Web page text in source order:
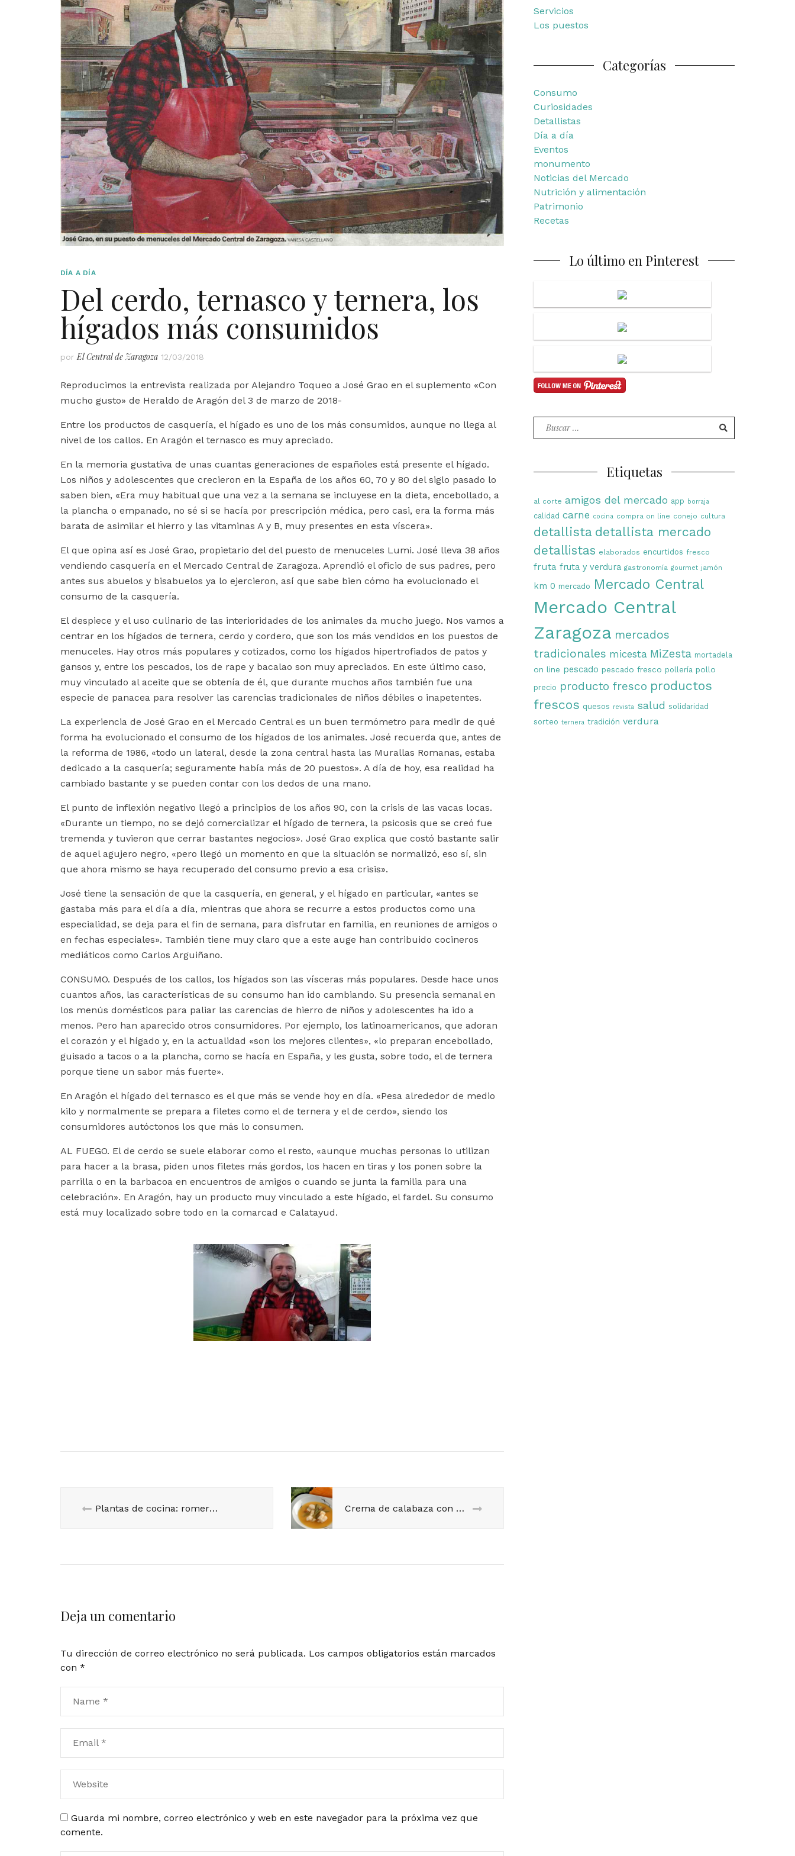
DÍA A DÍA
Del cerdo, ternasco y ternera, los
hígados más consumidos
por El Central de Zaragoza 12/03/2018
Reproducimos la entrevista realizada por Alejandro Toqueo a José Grao en el suplemento «Con
mucho gusto» de Heraldo de Aragón del 3 de marzo de 2018-
Entre los productos de casquería, el hígado es uno de los más consumidos, aunque no llega al
nivel de los callos. En Aragón el ternasco es muy apreciado.
En la memoria gustativa de unas cuantas generaciones de españoles está presente el hígado.
Los niños y adolescentes que crecieron en la España de los años 60, 70 y 80 del siglo pasado lo
saben bien, «Era muy habitual que una vez a la semana se incluyese en la dieta, encebollado, a
la plancha o empanado, no sé si se hacía por prescripción médica, pero casi, era la forma más
barata de asimilar el hierro y las vitaminas A y B, muy presentes en esta víscera».
El que opina así es José Grao, propietario del del puesto de menuceles Lumi. José lleva 38 años
vendiendo casquería en el Mercado Central de Zaragoza. Aprendió el oficio de sus padres, pero
antes sus abuelos y bisabuelos ya lo ejercieron, así que sabe bien cómo ha evolucionado el
consumo de la casquería.
El despiece y el uso culinario de las interioridades de los animales da mucho juego. Nos vamos a
centrar en los hígados de ternera, cerdo y cordero, que son los más vendidos en los puestos de
menuceles. Hay otros más populares y cotizados, como los hígados hipertrofiados de patos y
gansos y, entre los pescados, los de rape y bacalao son muy apreciados. En este último caso,
muy vinculado al aceite que se obtenía de él, que durante muchos años también fue una
especie de panacea para resolver las carencias tradicionales de niños débiles o inapetentes.
La experiencia de José Grao en el Mercado Central es un buen termómetro para medir de qué
forma ha evolucionado el consumo de los hígados de los animales. José recuerda que, antes de
la reforma de 1986, «todo un lateral, desde la zona central hasta las Murallas Romanas, estaba
dedicado a la casquería; seguramente había más de 20 puestos». A día de hoy, esa realidad ha
cambiado bastante y se pueden contar con los dedos de una mano.
El punto de inflexión negativo llegó a principios de los años 90, con la crisis de las vacas locas.
«Durante un tiempo, no se dejó comercializar el hígado de ternera, la psicosis que se creó fue
tremenda y tuvieron que cerrar bastantes negocios». José Grao explica que costó bastante salir
de aquel agujero negro, «pero llegó un momento en que la situación se normalizó, eso sí, sin
que ahora mismo se haya recuperado del consumo previo a esa crisis».
José tiene la sensación de que la casquería, en general, y el hígado en particular, «antes se
gastaba más para el día a día, mientras que ahora se recurre a estos productos como una
especialidad, se deja para el fin de semana, para disfrutar en familia, en reuniones de amigos o
en fechas especiales». También tiene muy claro que a este auge han contribuido cocineros
mediáticos como Carlos Arguiñano.
CONSUMO. Después de los callos, los hígados son las vísceras más populares. Desde hace unos
cuantos años, las características de su consumo han ido cambiando. Su presencia semanal en
los menús domésticos para paliar las carencias de hierro de niños y adolescentes ha ido a
menos. Pero han aparecido otros consumidores. Por ejemplo, los latinoamericanos, que adoran
el corazón y el hígado y, en la actualidad «son los mejores clientes», «lo preparan encebollado,
guisado a tacos o a la plancha, como se hacía en España, y les gusta, sobre todo, el de ternera
porque tiene un sabor más fuerte».
En Aragón el hígado del ternasco es el que más se vende hoy en día. «Pesa alrededor de medio
kilo y normalmente se prepara a filetes como el de ternera y el de cerdo», siendo los
consumidores autóctonos los que más lo consumen.
AL FUEGO. El de cerdo se suele elaborar como el resto, «aunque muchas personas lo utilizan
para hacer a la brasa, piden unos filetes más gordos, los hacen en tiras y los ponen sobre la
parrilla o en la barbacoa en encuentros de amigos o cuando se junta la familia para una
celebración». En Aragón, hay un producto muy vinculado a este hígado, el fardel. Su consumo
está muy localizado sobre todo en la comarcad e Calatayud.
Plantas de cocina: romero y tomillo Crema de calabaza con borrajas y bacalao
Deja un comentario
Tu dirección de correo electrónico no será publicada. Los campos obligatorios están marcados
con *
Guarda mi nombre, correo electrónico y web en este navegador para la próxima vez que
comente.
Servicios
Los puestos
Categorías
Consumo
Curiosidades
Detallistas
Día a día
Eventos
monumento
Noticias del Mercado
Nutrición y alimentación
Patrimonio
Recetas
Lo último en Pinterest
Buscar
por:
Etiquetas
al corte amigos del mercado app borraja
calidad carne cocina compra on line conejo cultura
detallista detallista mercado
detallistas elaborados encurtidos fresco
fruta fruta y verdura gastronomía gourmet jamón
km 0 mercado Mercado Central
Mercado Central
Zaragoza mercados
tradicionales micesta MiZesta mortadela
on line pescado pescado fresco pollería pollo
precio producto fresco productos
frescos quesos revista salud solidaridad
sorteo ternera tradición verdura